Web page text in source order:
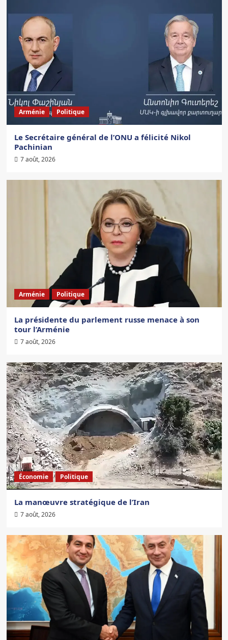
Arménie Politique
Le Secrétaire général de l’ONU a félicité Nikol
Pachinian
7 août, 2026
Arménie Politique
La présidente du parlement russe menace à son
tour l’Arménie
7 août, 2026
Économie Politique
La manœuvre stratégique de l’Iran
7 août, 2026